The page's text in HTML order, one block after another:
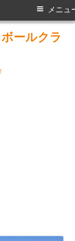
ールクラ
メニュ